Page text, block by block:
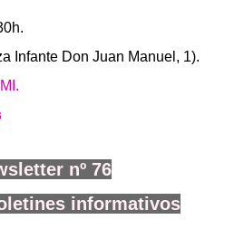
Infante Don Juan Manuel, 1).
nº 76
informativos